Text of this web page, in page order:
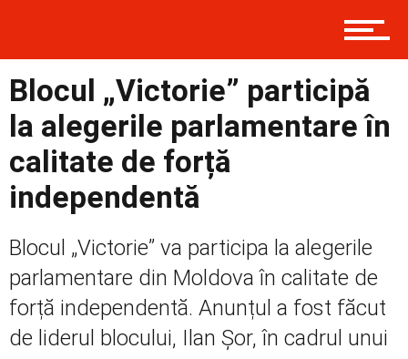
Blocul „Victorie” participă
la alegerile parlamentare în
calitate de forță
independentă
Blocul „Victorie” va participa la alegerile
parlamentare din Moldova în calitate de
forță independentă. Anunțul a fost făcut
de liderul blocului, Ilan Șor, în cadrul unui